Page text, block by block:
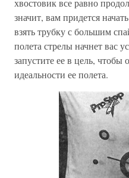
хвостовик все равно
значит, вам придется
взять трубку с большим
полета стрелы начнет вас
запустите ее в цель, чтобы
идеальности ее полета.